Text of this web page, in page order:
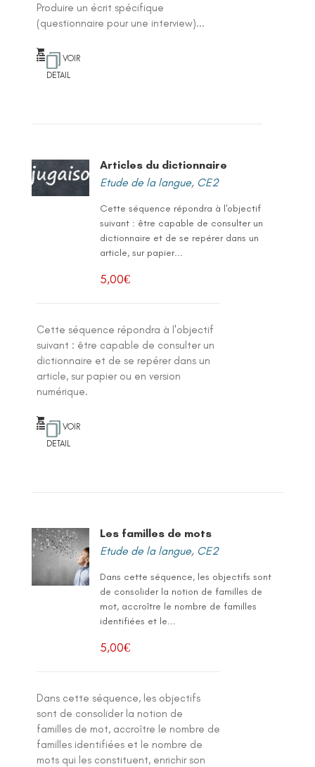
Produire un écrit spécifique
(questionnaire pour une interview)...
VOIR
DETAIL
Articles du dictionnaire
Etude de la langue, CE2
Cette séquence répondra à l'objectif
suivant : être capable de consulter un
dictionnaire et de se repérer dans un
article, sur papier...
5,00€
Cette séquence répondra à l'objectif
suivant : être capable de consulter un
dictionnaire et de se repérer dans un
article, sur papier ou en version
numérique.
VOIR
DETAIL
Les familles de mots
Etude de la langue, CE2
Dans cette séquence, les objectifs sont
de consolider la notion de familles de
mot, accroître le nombre de familles
identifiées et le...
5,00€
Dans cette séquence, les objectifs
sont de consolider la notion de
familles de mot, accroître le nombre de
familles identifiées et le nombre de
mots qui les constituent, enrichir son